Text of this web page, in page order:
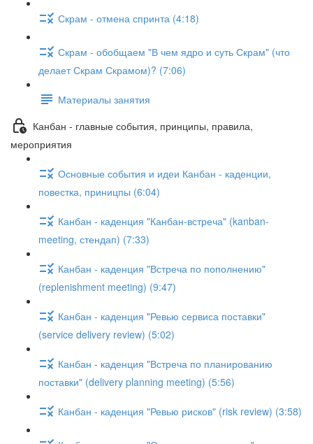
Скрам - отмена спринта (4:18)
Скрам - обобщаем "В чем ядро и суть Скрам" (что
делает Скрам Скрамом)? (7:06)
Материалы занятия
Канбан - главные события, принципы, правила,
мероприятия
Основные события и идеи Канбан - каденции,
повестка, приницпы (6:04)
Канбан - каденция "Канбан-встреча" (kanban-
meeting, стендап) (7:33)
Канбан - каденция "Встреча по пополнению"
(replenishment meeting) (9:47)
Канбан - каденция "Ревью сервиса поставки"
(service delivery review) (5:02)
Канбан - каденция "Встреча по планированию
поставки" (delivery planning meeting) (5:56)
Канбан - каденция "Ревью рисков" (risk review) (3:58)